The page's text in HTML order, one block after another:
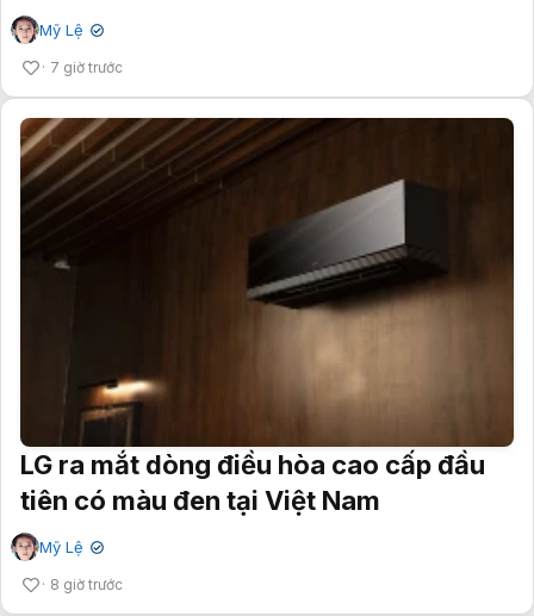
Mỹ Lệ ✔
7 giờ trước
LG ra mắt dòng điều hòa cao cấp đầu
tiên có màu đen tại Việt Nam
Mỹ Lệ ✔
8 giờ trước